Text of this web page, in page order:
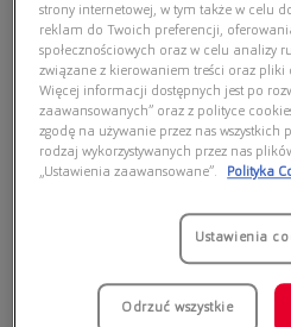
POLAROID PLD 8056/S 003
POLAROID JUNIOR
Dodaj do koszyka
strony internetowej, w tym także w celu
reklam do Twoich preferencji,
społecznościowych oraz w celu
związane z kierowaniem treści oraz
Więcej informacji dostępnych jest po
zaawansowanych” oraz z polityce
zgodę na używanie przez nas
rodzaj wykorzystywanych przez nas
„Ustawienia zaawansowane”.
Polityka
Ustawienia
Odrzuć wszystkie